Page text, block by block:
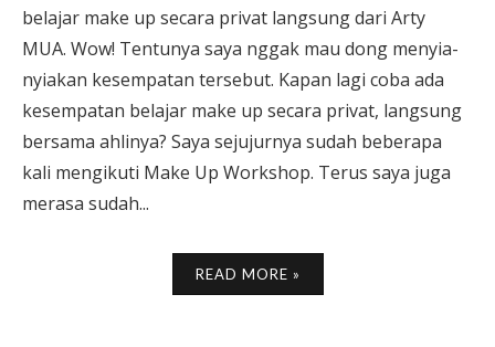
belajar make up secara privat langsung dari Arty
MUA. Wow! Tentunya saya nggak mau dong menyia-
nyiakan kesempatan tersebut. Kapan lagi coba ada
kesempatan belajar make up secara privat, langsung
bersama ahlinya? Saya sejujurnya sudah beberapa
kali mengikuti Make Up Workshop. Terus saya juga
merasa sudah...
READ MORE »